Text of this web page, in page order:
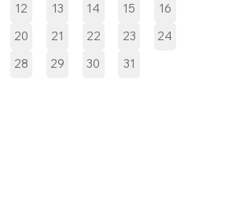
12 13 14 15
16
20 21 22 23
24
28 29 30 31